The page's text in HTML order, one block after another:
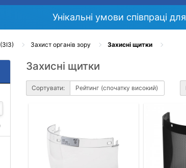
Унікальні умови співпраці
Захист органів зору Захисні щитки
Захисні щитки
Сортувати: